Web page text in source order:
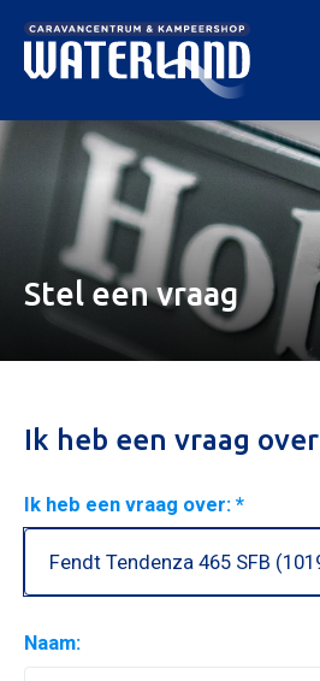
Stel een vraag
Ik heb een vraag over
Ik heb een vraag over: *
Naam: